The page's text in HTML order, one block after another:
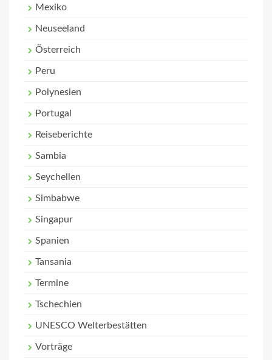
Mexiko
Neuseeland
Österreich
Peru
Polynesien
Portugal
Reiseberichte
Sambia
Seychellen
Simbabwe
Singapur
Spanien
Tansania
Termine
Tschechien
UNESCO Welterbestätten
Vorträge